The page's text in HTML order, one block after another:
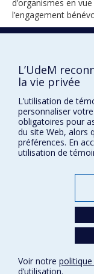
d’organismes en
l’engagement
Prix et distinctions
Paramètres des
L’UdeM
la vie privée
L’utilisation de
personnaliser
obligatoires pour
du site Web, alors
préférences. En
utilisation de
Voir notre
d’utilisation.